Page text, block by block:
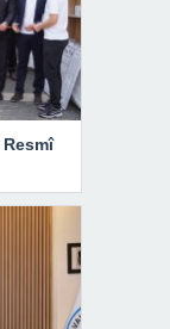
Resmî